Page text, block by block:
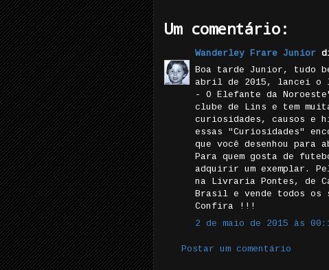
Um comentário:
Wanderley Frare Junior
Boa tarde Junior, tudo
abril de 2015, lancei o
- O Elefante da
clube de Lins e tem
curiosidades, causos e
essas "Curiosidades"
que você desenhou
Para quem gosta de
adquirir um exemplar.
na Livraria Pontes, de
Brasil e vende todos os
Confira !!!
2 de maio de 2015 às
Postar um comentário